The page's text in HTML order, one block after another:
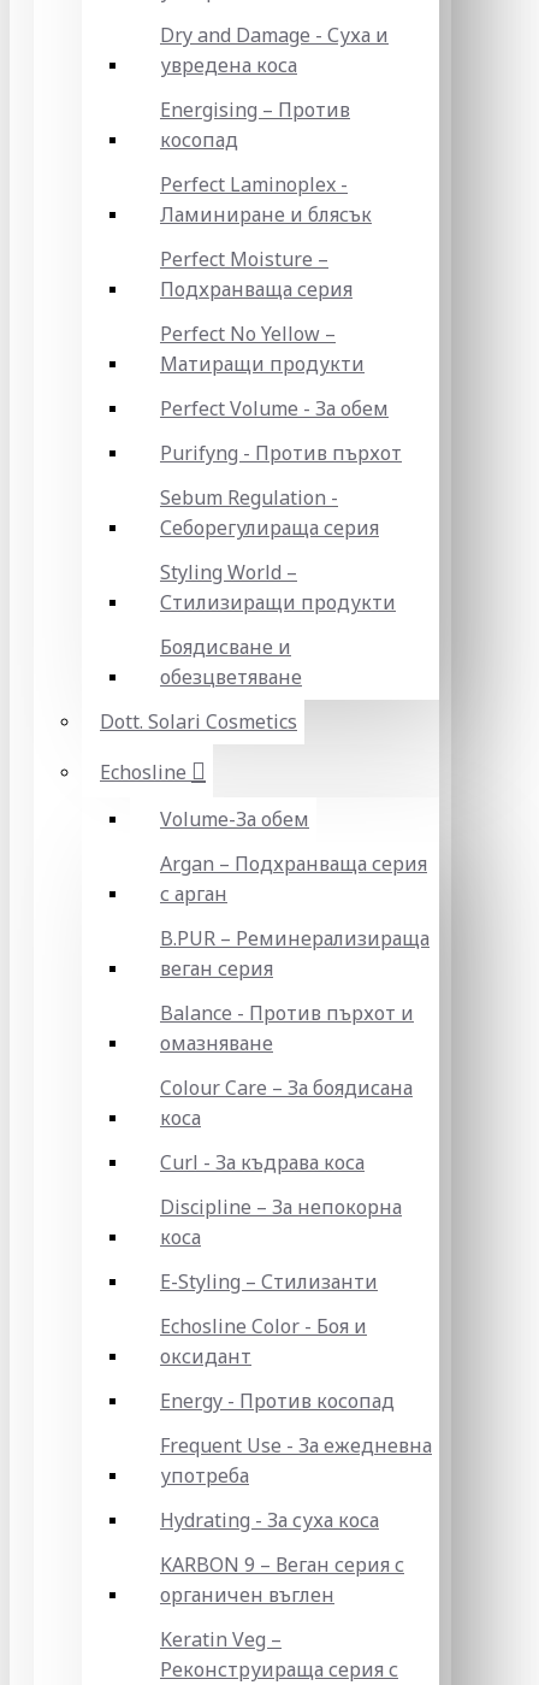
Dry and Damage - Суха и
увредена коса
Energising – Против
косопад
Perfect Laminoplex -
Ламиниране и блясък
Perfect Moisture –
Подхранваща серия
Perfect No Yellow –
Матиращи продукти
Perfect Volume - За обем
Purifyng - Против пърхот
Sebum Regulation -
Себорегулираща серия
Styling World –
Стилизиращи продукти
Боядисване и
обезцветяване
Dott. Solari Cosmetics
Echosline
Volume-За обем
Argan – Подхранваща серия
с арган
B.PUR – Реминерализираща
веган серия
Balance - Против пърхот и
омазняване
Colour Care – За боядисана
коса
Curl - За къдрава коса
Discipline – За непокорна
коса
E-Styling – Стилизанти
Echosline Color - Боя и
оксидант
Energy - Против косопад
Frequent Use - За ежедневна
употреба
Hydrating - За суха коса
KARBON 9 – Веган серия с
органичен въглен
Keratin Veg –
Реконструираща серия с